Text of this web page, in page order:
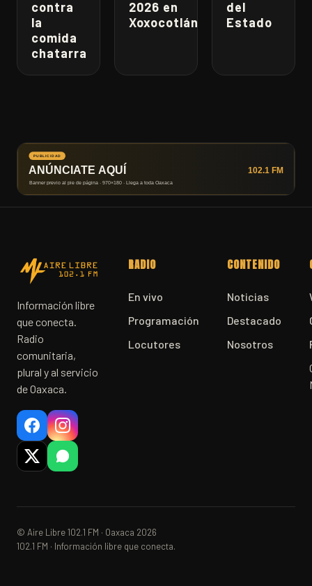
contra
la
comida
chatarra
2026 en
Xoxocotlán
del
Estado
Información libre
que conecta.
Radio
comunitaria,
plural y al servicio
de Oaxaca.
RADIO
En vivo
Programación
Locutores
CONTENIDO
Noticias
Destacado
Nosotros
© Aire Libre 102.1 FM · Oaxaca 2026
102.1 FM · Información libre que conecta.